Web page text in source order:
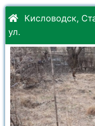
Кисловодск,
ул.